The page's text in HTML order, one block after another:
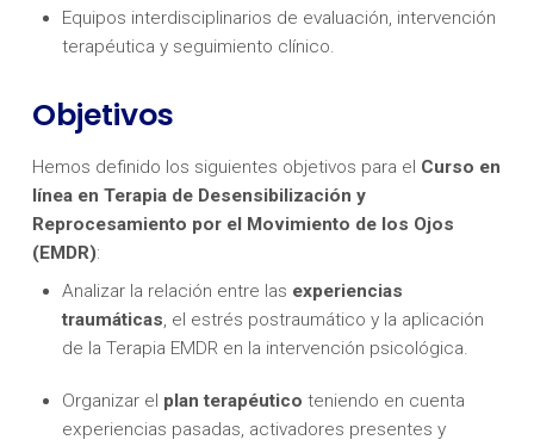
Equipos interdisciplinarios de evaluación, intervención
terapéutica y seguimiento clínico.
Objetivos
Hemos definido los siguientes objetivos para el Curso en
línea en Terapia de Desensibilización y
Reprocesamiento por el Movimiento de los Ojos
(EMDR):
Analizar la relación entre las experiencias
traumáticas, el estrés postraumático y la aplicación
de la Terapia EMDR en la intervención psicológica.
Organizar el plan terapéutico teniendo en cuenta
experiencias pasadas, activadores presentes y